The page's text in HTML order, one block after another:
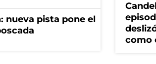
nueva pista pone el
como